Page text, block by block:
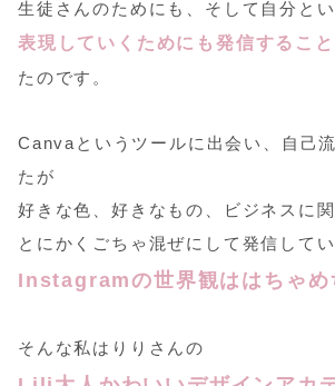
生徒さんのためにも、そして自分と
表現していくためにも発信すること
たのです。
Canvaというツールに出会い、自己
たが
好きな色、好きなもの、ビジネスに
とにかくごちゃ混ぜにして発信して
Instagramの世界観ははちゃめ
そんな私はりりさんの